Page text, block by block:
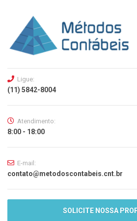
Ligue:
(11) 5842-8004
Atendimento:
8:00 - 18:00
E-mail:
contato@metodoscontabeis.cnt.br
SOLICITE NOSSA